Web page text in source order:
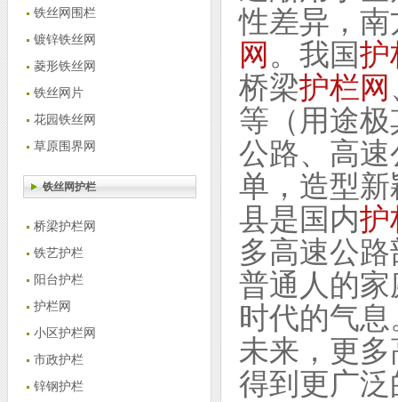
铁丝网围栏
镀锌铁丝网
菱形铁丝网
铁丝网片
花园铁丝网
草原围界网
铁丝网护栏
桥梁护栏网
铁艺护栏
阳台护栏
护栏网
小区护栏网
市政护栏
锌钢护栏
性差异，
网 。我国护
桥梁护栏网
等（用途
公路、高
单，造型
县是国内护
多高速公
普通人的
时代的气
未来，更
得到更广